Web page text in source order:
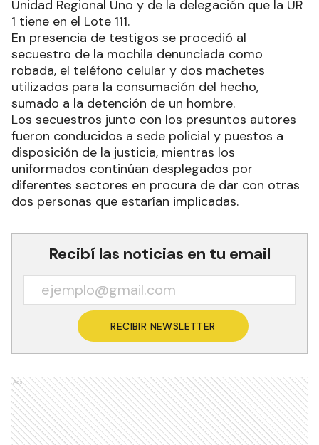
Unidad Regional Uno y de la delegación que la UR
1 tiene en el Lote 111.
En presencia de testigos se procedió al
secuestro de la mochila denunciada como
robada, el teléfono celular y dos machetes
utilizados para la consumación del hecho,
sumado a la detención de un hombre.
Los secuestros junto con los presuntos autores
fueron conducidos a sede policial y puestos a
disposición de la justicia, mientras los
uniformados continúan desplegados por
diferentes sectores en procura de dar con otras
dos personas que estarían implicadas.
Recibí las noticias en tu email
RECIBIR NEWSLETTER
Ads